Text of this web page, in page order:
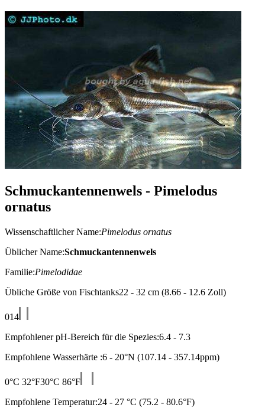
Schmuckantennenwels - Pimelodus
ornatus
Wissenschaftlicher Name:Pimelodus ornatus
Üblicher Name:Schmuckantennenwels
Familie:Pimelodidae
Übliche Größe von Fischtanks22 - 32 cm (8.66 - 12.6 Zoll)
014
Empfohlener pH-Bereich für die Spezies:6.4 - 7.3
Empfohlene Wasserhärte :6 - 20°N (107.14 - 357.14ppm)
0°C 32°F30°C 86°F
Empfohlene Temperatur:24 - 27 °C (75.2 - 80.6°F)